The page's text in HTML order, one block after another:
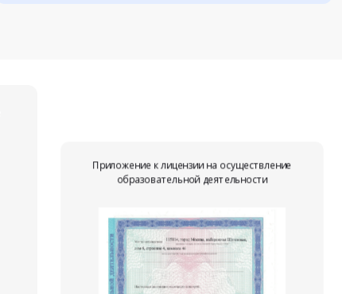
Приложение к лицензии на осуществление
образовательной деятельности